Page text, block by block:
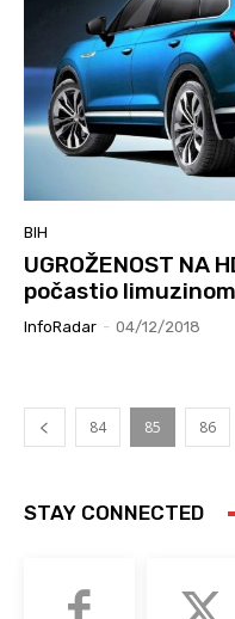
BIH
UGROŽENOST NA
počastio
InfoRadar - 04/12/2018
84 85 86
STAY CONNECTED